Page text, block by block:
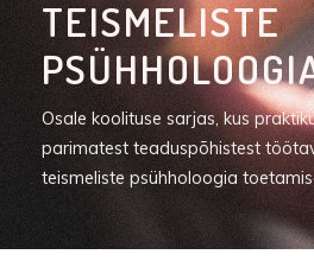
TEISMELISTE
Osale koolituse sarjas, kus
parimatest teaduspõhistest
teismeliste psühholoogia